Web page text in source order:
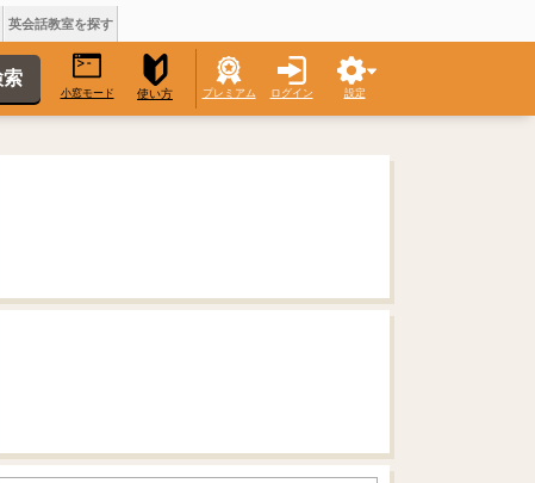
英会話教室を探す
小窓モード 使い方 プレミアム ログイン 設定